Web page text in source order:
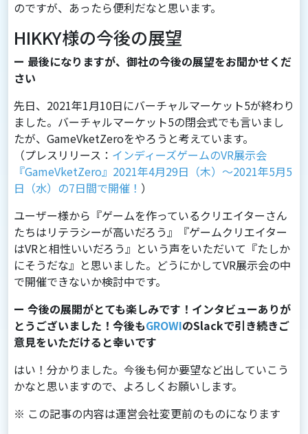
のですが、あったら便利だなと思います。
HIKKY様の今後の展望
ー 最後になりますが、御社の今後の展望をお聞かせくだ
さい
先日、2021年1月10日にバーチャルマーケット5が終わり
ました。バーチャルマーケット5の閉会式でも言いまし
たが、GameVketZeroをやろうと考えています。
（プレスリリース： インディーズゲームのVR展示会
『GameVketZero』2021年4月29日（木）～2021年5月5
日（水）の7日間で開催！ ）
ユーザー様から『ゲームを作っているクリエイターさん
たちはリテラシーが高いだろう』『ゲームクリエイター
はVRと相性いいだろう』という声をいただいて『たしか
にそうだな』と思いました。どうにかしてVR展示会の中
で開催できないか検討中です。
ー 今後の展開がとても楽しみです！インタビューありが
とうございました！今後もGROWIのSlackで引き続きご
意見をいただけると幸いです
はい！分かりました。今後も何か要望など出していこう
かなと思いますので、よろしくお願いします。
※ この記事の内容は運営会社変更前のものになります